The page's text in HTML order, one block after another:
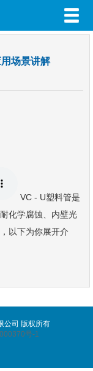
场景讲解
VC - U塑料管是
化学腐蚀、内壁光
以下为你展开介
公司 版权所有
号-1